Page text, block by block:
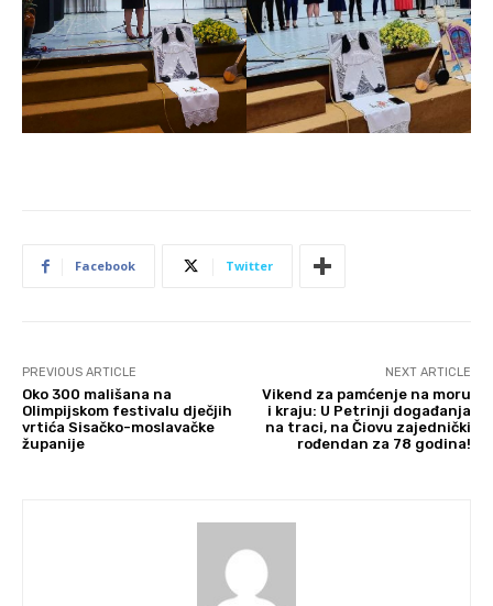
Facebook Twitter
PREVIOUS ARTICLE
Oko 300 mališana na
Olimpijskom festivalu dječjih
vrtića Sisačko-moslavačke
županije
NEXT ARTICLE
Vikend za pamćenje na moru
i kraju: U Petrinji događanja
na traci, na Čiovu zajednički
rođendan za 78 godina!